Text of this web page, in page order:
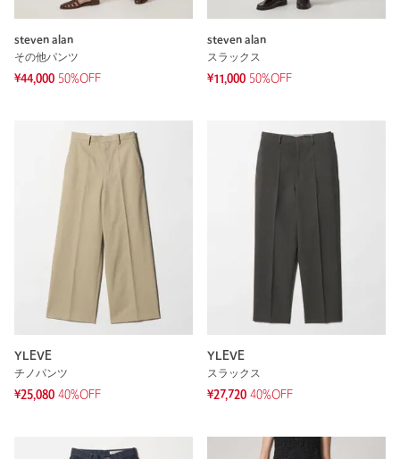
steven alan
その他パンツ
¥44,000 50%OFF
steven alan
スラックス
¥11,000 50%OFF
YLEVE
チノパンツ
¥25,080 40%OFF
YLEVE
スラックス
¥27,720 40%OFF